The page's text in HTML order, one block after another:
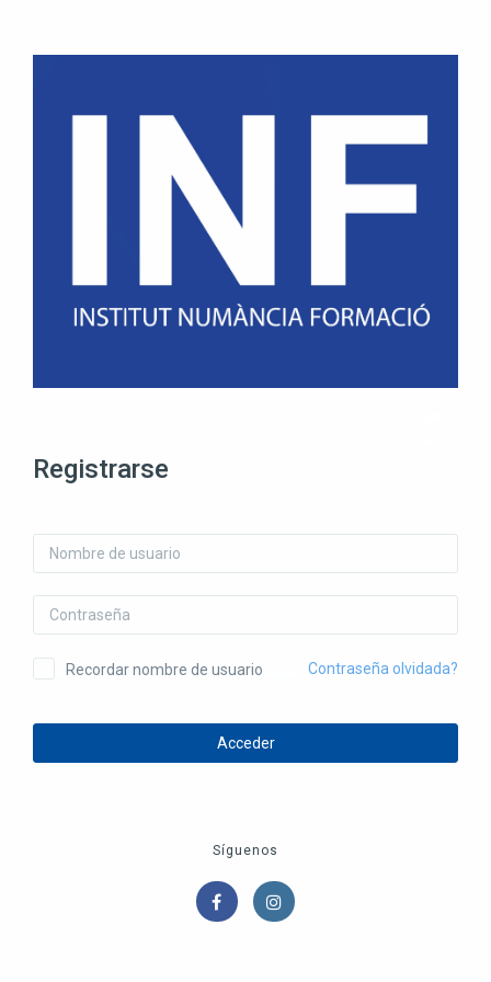
Registrarse
Nombre de usuario
Contraseña
Recordar nombre de usuario Contraseña olvidada?
Acceder
Síguenos